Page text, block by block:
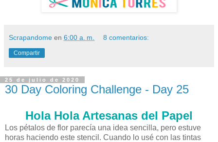
Scrapandome en 6:00 a. m. 8 comentarios:
Compartir
25 de julio de 2020
30 Day Coloring Challenge - Day 25
Hola Hola Artesanas del Papel
Los pétalos de flor parecía una idea sencilla, pero estuve
horas haciendo este stencil. Cuando lo usé con las tintas